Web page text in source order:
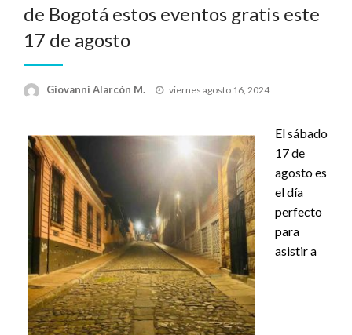
de Bogotá estos eventos gratis este
17 de agosto
Giovanni Alarcón M.
Publicado
viernes agosto 16, 2024
Elsábado
17 de
agostoes
el día
perfecto
para
asistir a